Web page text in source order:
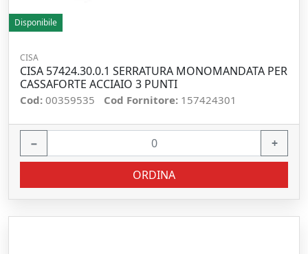
Disponibile
CISA
CISA 57424.30.0.1 SERRATURA MONOMANDATA PER
CASSAFORTE ACCIAIO 3 PUNTI
Cod: 00359535 Cod Fornitore: 157424301
− +
ORDINA